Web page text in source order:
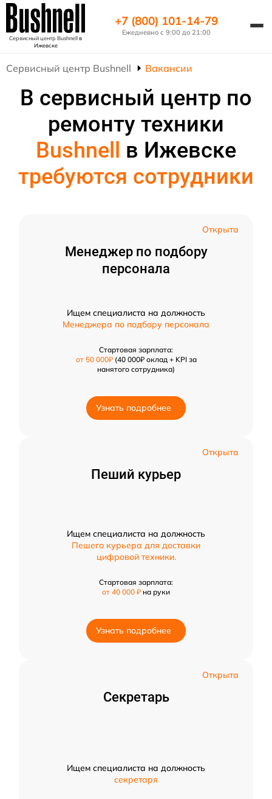
Сервисный центр Bushnellв
Ижевске
+7 (800) 101-14-79
Ежедневно с 9:00 до 21:00
Сервисный центр Bushnell Вакансии
В сервисный центр по
ремонту техники
Bushnell в Ижевске
требуются сотрудники
Открыта
Менеджер по подбору
персонала
Ищем специалиста на должность
Менеджера по подбору персонала
Стартовая зарплата:
от 50 000₽(40 000₽ оклад + KPI за
нанятого сотрудника)
Узнать подробнее
Открыта
Пеший курьер
Ищем специалиста на должность
Пешего курьера для доставки
цифровой техники.
Стартовая зарплата:
от 40 000 ₽ на руки
Узнать подробнее
Открыта
Секретарь
Ищем специалиста на должность
секретаря